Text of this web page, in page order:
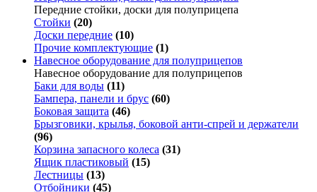
Передние стойки, доски для полуприцепа
Стойки (20)
Доски передние (10)
Прочие комплектующие (1)
Навесное оборудование для полуприцепов
Навесное оборудование для полуприцепов
Баки для воды (11)
Бампера, панели и брус (60)
Боковая защита (46)
Брызговики, крылья, боковой анти-спрей и держатели
(96)
Корзина запасного колеса (31)
Ящик пластиковый (15)
Лестницы (13)
Отбойники (45)